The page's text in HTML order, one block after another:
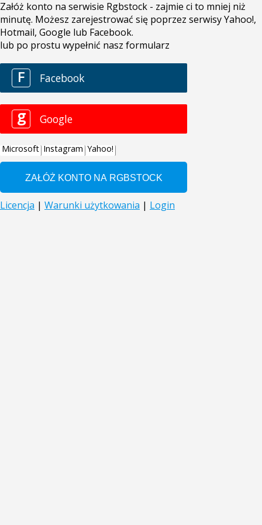
Załóż konto na serwisie Rgbstock - zajmie ci to mniej niż
minutę. Możesz zarejestrować się poprzez serwisy Yahoo!,
Hotmail, Google lub Facebook.
lub po prostu wypełnić nasz formularz
F Facebook
g Google
Microsoft Instagram Yahoo!
Licencja | Warunki użytkowania | Login